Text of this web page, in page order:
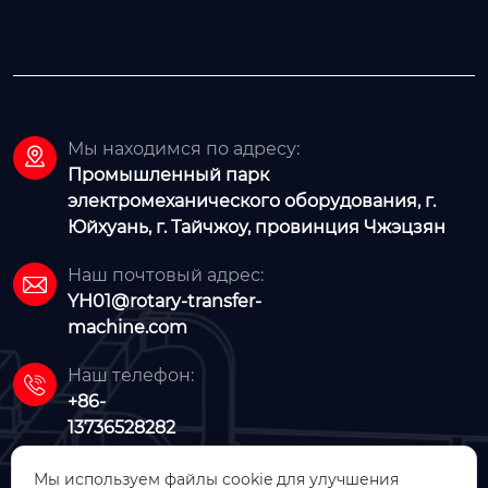

Мы находимся по адресу:
Промышленный парк
электромеханического оборудования, г.
Юйхуань, г. Тайчжоу, провинция Чжэцзян

Наш почтовый адрес:
YH01@rotary-transfer-
machine.com

Наш телефон:
+86-
13736528282
Мы используем файлы cookie для улучшения